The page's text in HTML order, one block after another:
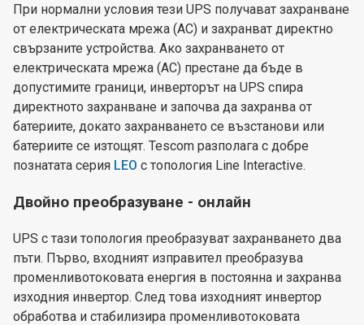
При нормални условия тези UPS получават захранване
от електрическата мрежа (AC) и захранват директно
свързаните устройства. Ако захранването от
електрическата мрежа (AC) престане да бъде в
допустимите граници, инверторът на UPS спира
директното захранване и започва да захранва от
батериите, докато захранването се възстанови или
батериите се изтощят. Tescom разполага с добре
познатата серия LEO с топология Line Interactive.
Двойно преобразуване - онлайн
UPS с тази топология преобразуват захранването два
пъти. Първо, входният изправител преобразува
променливотоковата енергия в постоянна и захранва
изходния инвертор. След това изходният инвертор
обработва и стабилизира променливотоковата